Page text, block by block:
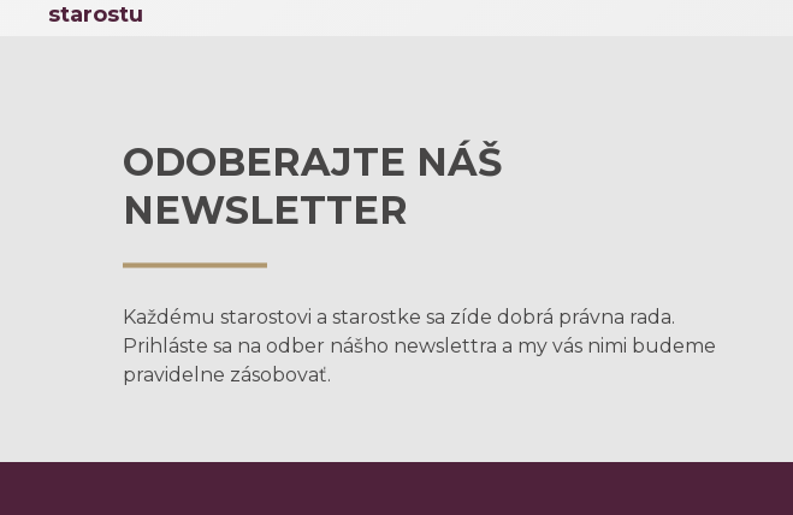
starostu
ODOBERAJTE NÁŠ
NEWSLETTER
Každému starostovi a starostke sa zíde dobrá právna rada.
Prihláste sa na odber nášho newslettra a my vás nimi budeme
pravidelne zásobovať.